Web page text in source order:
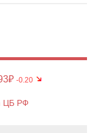
-0.20
ЦБ РФ